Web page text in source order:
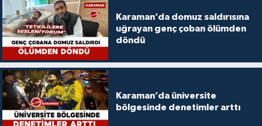
Karaman’da domuz saldırısına
uğrayan genç çoban ölümden
döndü
Karaman’da üniversite
bölgesinde denetimler arttı